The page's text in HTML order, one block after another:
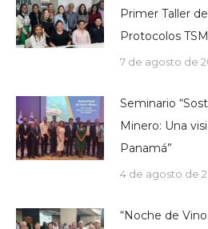
Primer Taller
Protocolos TSM
7 de agosto de
Seminario
Minero: Una
Panamá”
4 de agosto de
“Noche de